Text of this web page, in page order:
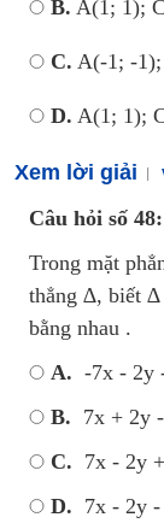
B. A(1; 1);
C. A(-1; -
D. A(1; 1);
Xem lời giải
Câu hỏi số 48:
Trong mặt
thẳng ∆, biết ∆
bằng nhau .
A. -7x - 2y
B. 7x + 2y
C. 7x - 2y
D. 7x - 2y